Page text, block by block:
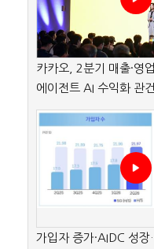
카카오, 2분기 매출·영
에이전트 AI 수익화 관건
가입자 증가·AIDC 성